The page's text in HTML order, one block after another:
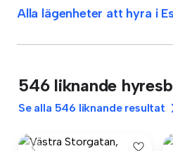
Alla lägenheter att hyra i
546 liknande
Se alla 546 liknande resultat